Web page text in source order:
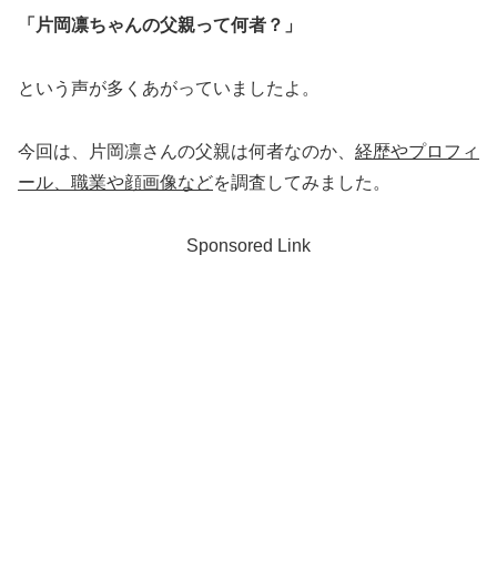
「片岡凛ちゃんの父親って何者？」
という声が多くあがっていましたよ。
今回は、片岡凛さんの父親は何者なのか、 経歴やプロフィ
ール、職業や顔画像などを調査してみました。
Sponsored Link